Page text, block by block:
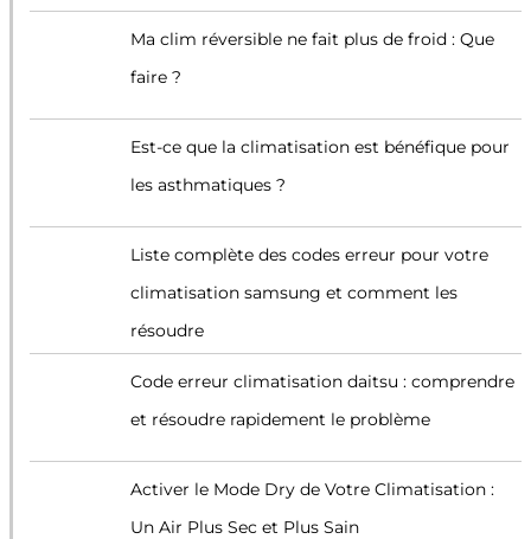
Ma clim réversible ne fait plus de froid : Que
faire ?
Est-ce que la climatisation est bénéfique pour
les asthmatiques ?
Liste complète des codes erreur pour votre
climatisation samsung et comment les
résoudre
Code erreur climatisation daitsu : comprendre
et résoudre rapidement le problème
Activer le Mode Dry de Votre Climatisation :
Un Air Plus Sec et Plus Sain